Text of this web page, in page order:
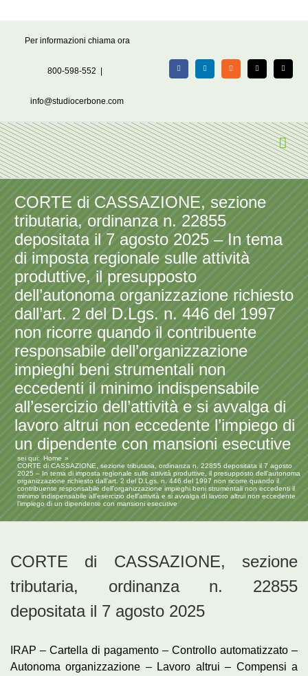
Per informazioni chiama ora
800-598-552
info@studiocerbone.com
FacebookLinkedIn Rss X Email
CORTE di CASSAZIONE, sezione
tributaria, ordinanza n. 22855
depositata il 7 agosto 2025 – In tema
di imposta regionale sulle attività
produttive, il presupposto
dell’autonoma organizzazione richiesto
dall’art. 2 del D.Lgs. n. 446 del 1997
non ricorre quando il contribuente
responsabile dell’organizzazione
impieghi beni strumentali non
eccedenti il minimo indispensabile
all’esercizio dell’attività e si avvalga di
lavoro altrui non eccedente l’impiego di
un dipendente con mansioni esecutive
sei qui:
Home
CORTE di CASSAZIONE, sezione tributaria, ordinanza n. 22855 depositata il 7 agosto
2025 – In tema di imposta regionale sulle attività produttive, il presupposto dell’autonoma
organizzazione richiesto dall’art. 2 del D.Lgs. n. 446 del 1997 non ricorre quando il
contribuente responsabile dell’organizzazione impieghi beni strumentali non eccedenti il
minimo indispensabile all’esercizio dell’attività e si avvalga di lavoro altrui non eccedente
l’impiego di un dipendente con mansioni esecutive
CORTE di CASSAZIONE, sezione
tributaria, ordinanza n. 22855
depositata il 7 agosto 2025
IRAP – Cartella di pagamento – Controllo automatizzato –
Autonoma organizzazione – Lavoro altrui – Compensi a